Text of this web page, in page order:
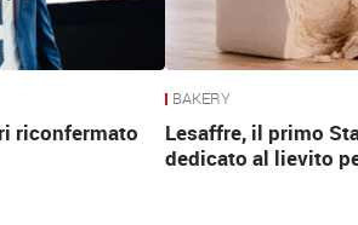
riconfermato
BAKERY
Lesaffre, il primo
dedicato al lievito